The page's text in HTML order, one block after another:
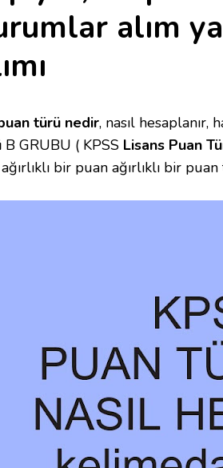
alım
türü nedir, nasıl hesaplanır,
B GRUBU ( KPSS Lisans Puan
bir puan ağırlıklı bir